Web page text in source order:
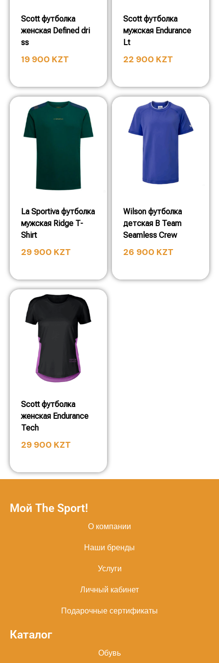
Scott футболка
женская Defined dri
ss
19 900 KZT
Scott футболка
мужская Endurance
Lt
22 900 KZT
La Sportiva футболка
мужская Ridge T-
Shirt
29 900 KZT
Wilson футболка
детская B Team
Seamless Crew
26 900 KZT
Scott футболка
женская Endurance
Tech
29 900 KZT
Мой The Sport!
О компании
Наши бренды
Услуги
Личный кабинет
Подарочные сертификаты
Каталог
Обувь